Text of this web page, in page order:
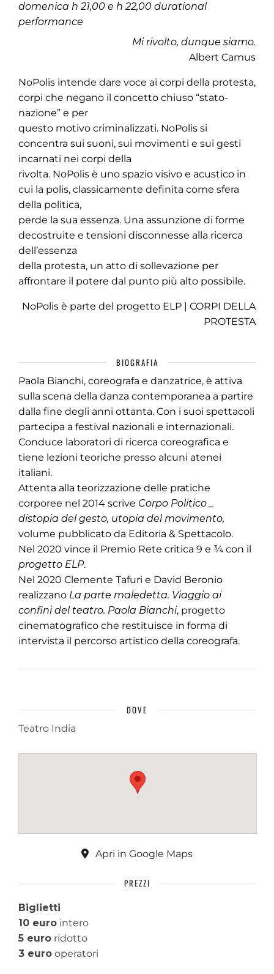
domenica h 21,00 e h 22,00 durational
performance
Mi rivolto, dunque siamo.
Albert Camus
NoPolis intende dare voce ai corpi della protesta,
corpi che negano il concetto chiuso “stato-
nazione” e per
questo motivo criminalizzati. NoPolis si
concentra sui suoni, sui movimenti e sui gesti
incarnati nei corpi della
rivolta. NoPolis è uno spazio visivo e acustico in
cui la polis, classicamente definita come sfera
della politica,
perde la sua essenza. Una assunzione di forme
decostruite e tensioni disconnesse alla ricerca
dell’essenza
della protesta, un atto di sollevazione per
affrontare il potere dal punto più alto possibile.
NoPolis è parte del progetto ELP | CORPI DELLA
PROTESTA
BIOGRAFIA
Paola Bianchi, coreografa e danzatrice, è attiva
sulla scena della danza contemporanea a partire
dalla fine degli anni ottanta. Con i suoi spettacoli
partecipa a festival nazionali e internazionali.
Conduce laboratori di ricerca coreografica e
tiene lezioni teoriche presso alcuni atenei
italiani.
Attenta alla teorizzazione delle pratiche
corporee nel 2014 scrive Corpo Politico _
distopia del gesto, utopia del movimento,
volume pubblicato da Editoria & Spettacolo.
Nel 2020 vince il Premio Rete critica 9 e ¾ con il
progetto ELP.
Nel 2020 Clemente Tafuri e David Beronio
realizzano La parte maledetta. Viaggio ai
confini del teatro. Paola Bianchi, progetto
cinematografico che restituisce in forma di
intervista il percorso artistico della coreografa.
DOVE
Teatro India
Apri in Google Maps
PREZZI
Biglietti
10 euro intero
5 euro ridotto
3 euro operatori